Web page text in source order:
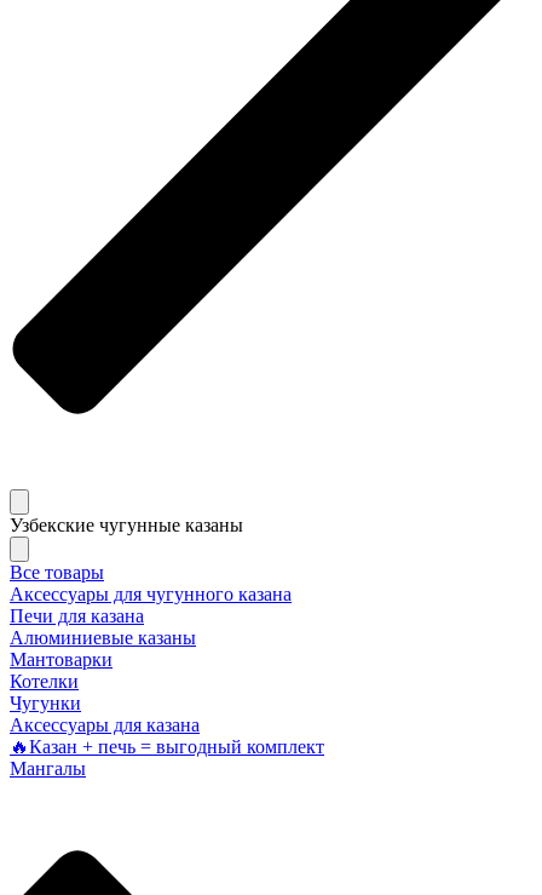
Узбекские чугунные казаны
Все товары
Аксессуары для чугунного казана
Печи для казана
Алюминиевые казаны
Мантоварки
Котелки
Чугунки
Аксессуары для казана
🔥Казан + печь = выгодный комплект
Мангалы